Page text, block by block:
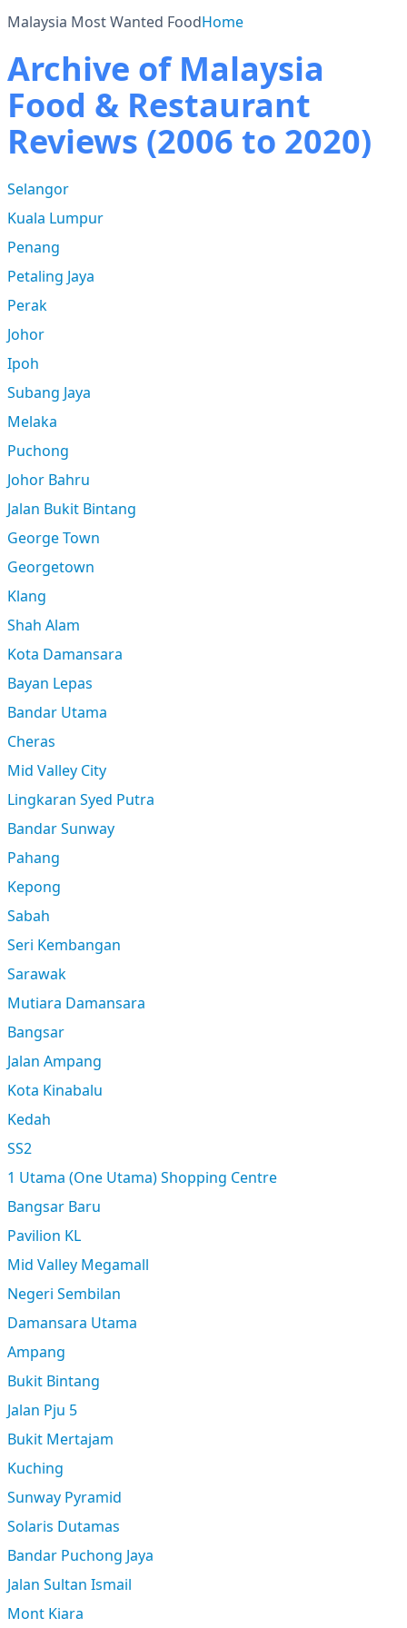
Malaysia Most Wanted FoodHome
Archive of Malaysia
Food & Restaurant
Reviews (2006 to 2020)
Selangor
Kuala Lumpur
Penang
Petaling Jaya
Perak
Johor
Ipoh
Subang Jaya
Melaka
Puchong
Johor Bahru
Jalan Bukit Bintang
George Town
Georgetown
Klang
Shah Alam
Kota Damansara
Bayan Lepas
Bandar Utama
Cheras
Mid Valley City
Lingkaran Syed Putra
Bandar Sunway
Pahang
Kepong
Sabah
Seri Kembangan
Sarawak
Mutiara Damansara
Bangsar
Jalan Ampang
Kota Kinabalu
Kedah
SS2
1 Utama (One Utama) Shopping Centre
Bangsar Baru
Pavilion KL
Mid Valley Megamall
Negeri Sembilan
Damansara Utama
Ampang
Bukit Bintang
Jalan Pju 5
Bukit Mertajam
Kuching
Sunway Pyramid
Solaris Dutamas
Bandar Puchong Jaya
Jalan Sultan Ismail
Mont Kiara